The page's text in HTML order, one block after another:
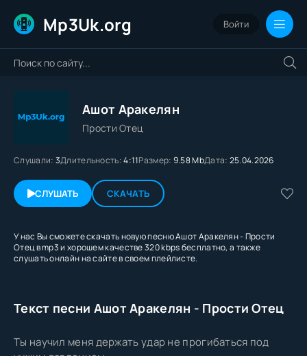
Mp3Uk.org Войти
Ашот Аракелян
Прости Отец
Слушали: 3Длительность:4:11Размер: 9.58 MbДата: 25.04.2026
СЛУШАТЬ СКАЧАТЬ
У нас Вы сможете скачать новую песню Ашот Аракелян - Прости
Отец в mp3 и хорошем качестве 320 kbps бесплатно, а также
слушать онлайн на сайте в своем плейлисте.
Текст песни Ашот Аракелян - Прости Отец
Ты научил меня держать удар не прогибаться под